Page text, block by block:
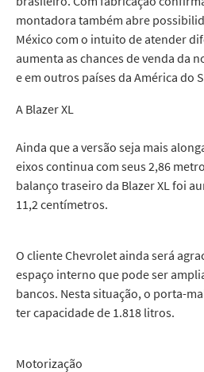
montadora também abre
México com o intuito de atender
aumenta as chances de venda da
e em outros países da América do
A Blazer XL
Ainda que a versão seja mais
eixos continua com seus 2,86
balanço traseiro da Blazer XL foi
11,2 centímetros.
O cliente Chevrolet ainda será
espaço interno que pode ser
bancos. Nesta situação, o porta-
ter capacidade de 1.818 litros.
Motorização